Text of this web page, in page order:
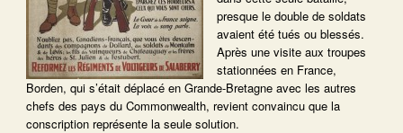
presque le double de soldats
avaient été tués ou blessés.
Après une visite aux troupes
stationnées en France,
Borden, qui s’était déplacé en Grande-Bretagne avec les autres
chefs des pays du Commonwealth, revient convaincu que la
conscription représente la seule solution.